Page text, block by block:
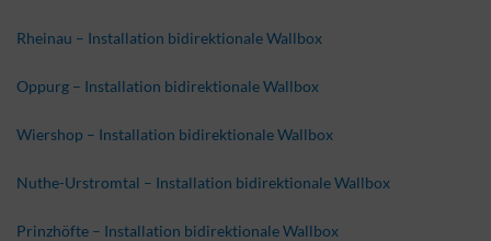
Rheinau – Installation bidirektionale Wallbox
Oppurg – Installation bidirektionale Wallbox
Wiershop – Installation bidirektionale Wallbox
Nuthe-Urstromtal – Installation bidirektionale Wallbox
Prinzhöfte – Installation bidirektionale Wallbox